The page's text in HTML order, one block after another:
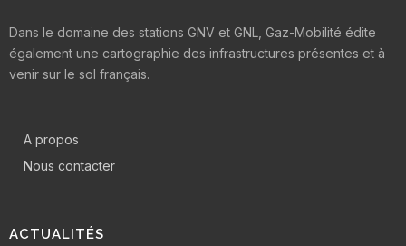
Dans le domaine des stations GNV et GNL, Gaz-Mobilité édite
également une cartographie des infrastructures présentes et à
venir sur le sol français.
A propos
Nous contacter
ACTUALITÉS